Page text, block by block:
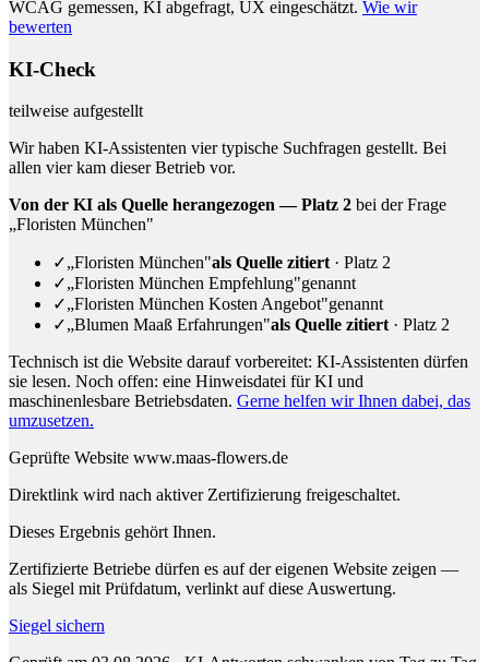
WCAG gemessen, KI abgefragt, UX eingeschätzt. Wie wir
bewerten
KI-Check
teilweise aufgestellt
Wir haben KI-Assistenten vier typische Suchfragen gestellt. Bei
allen vier kam dieser Betrieb vor.
Von der KI als Quelle herangezogen — Platz 2 bei der Frage
„Floristen München"
✓„Floristen München"als Quelle zitiert· Platz 2
✓„Floristen München Empfehlung"genannt
✓„Floristen München Kosten Angebot"genannt
✓„Blumen Maaß Erfahrungen"als Quelle zitiert· Platz 2
Technisch ist die Website darauf vorbereitet: KI-Assistenten dürfen
sie lesen. Noch offen: eine Hinweisdatei für KI und
maschinenlesbare Betriebsdaten. Gerne helfen wir Ihnen dabei, das
umzusetzen.
Geprüfte Website www.maas-flowers.de
Direktlink wird nach aktiver Zertifizierung freigeschaltet.
Dieses Ergebnis gehört Ihnen.
Zertifizierte Betriebe dürfen es auf der eigenen Website zeigen —
als Siegel mit Prüfdatum, verlinkt auf diese Auswertung.
Siegel sichern